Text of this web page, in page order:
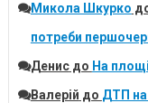
Микола Шкурко
потреби
Денисдо На
Валерій до ДТП на